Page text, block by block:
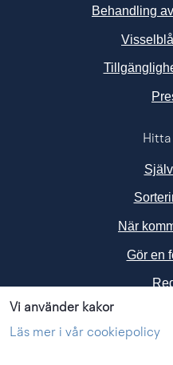
Vi använder kakor
Läs mer i vår cookiepolicy
Behandling
När
Gör en
Följ oss i